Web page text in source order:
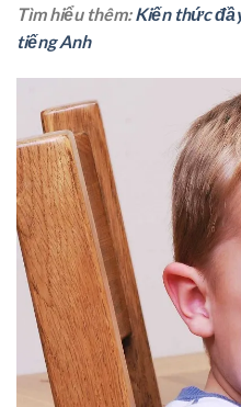
Tìm hiểu thêm:Kiến thức
tiếng Anh